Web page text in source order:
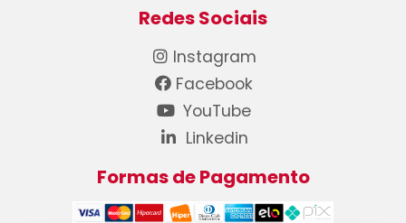
Redes Sociais
Instagram
Facebook
YouTube
Linkedin
Formas de Pagamento